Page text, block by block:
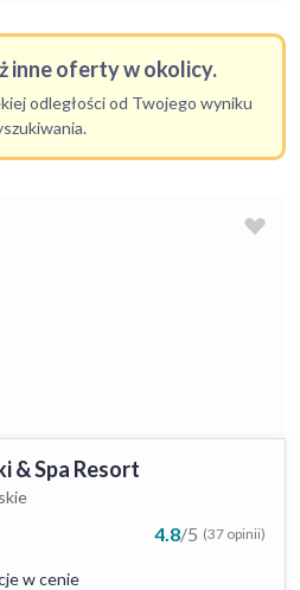
inne oferty w okolicy.
odległości od Twojego wyniku
& Spa Resort
4.8/5 (37 opinii)
w cenie